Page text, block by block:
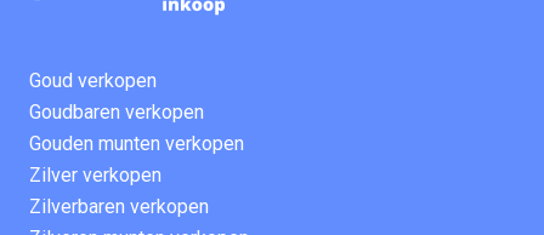
Goud verkopen
Goudbaren verkopen
Gouden munten verkopen
Zilver verkopen
Zilverbaren verkopen